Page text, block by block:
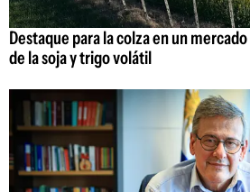
Destaque para la colza en un
de la soja y trigo volátil